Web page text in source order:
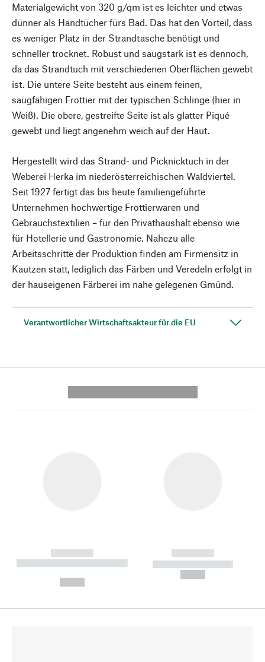
Materialgewicht von 320 g/qm ist es leichter und etwas
dünner als Handtücher fürs Bad. Das hat den Vorteil, dass
es weniger Platz in der Strandtasche benötigt und
schneller trocknet. Robust und saugstark ist es dennoch,
da das Strandtuch mit verschiedenen Oberflächen gewebt
ist. Die untere Seite besteht aus einem feinen,
saugfähigen Frottier mit der typischen Schlinge (hier in
Weiß). Die obere, gestreifte Seite ist als glatter Piqué
gewebt und liegt angenehm weich auf der Haut.
Hergestellt wird das Strand- und Picknicktuch in der
Weberei Herka im niederösterreichischen Waldviertel.
Seit 1927 fertigt das bis heute familiengeführte
Unternehmen hochwertige Frottierwaren und
Gebrauchstextilien – für den Privathaushalt ebenso wie
für Hotellerie und Gastronomie. Nahezu alle
Arbeitsschritte der Produktion finden am Firmensitz in
Kautzen statt, lediglich das Färben und Veredeln erfolgt in
der hauseigenen Färberei im nahe gelegenen Gmünd.
Verantwortlicher Wirtschaftsakteur für die EU
------------
----------- ----------- --------
------------
----------- -----------